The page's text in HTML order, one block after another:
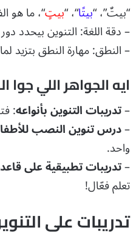
“بيتٌ”، “بيتًا“، “بيتٍ“، ما هو
– دقة اللغة: التنوين بيحدد
– النطق: مهارة النطق بتزيد
ايه الجواهر اللي جوا
–تدريبات التنوين بأنواعه:
–درس تنوين النصب
واحد.
–تدريبات تطبيقية على
تعلم فعّال!
تدريبات على